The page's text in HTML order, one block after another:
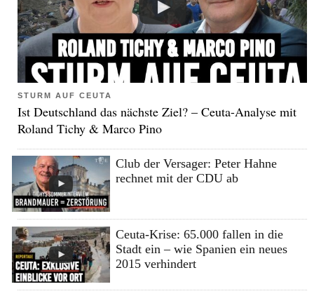
STURM AUF CEUTA
Ist Deutschland das nächste Ziel? – Ceuta-Analyse mit
Roland Tichy & Marco Pino
Club der Versager: Peter Hahne
rechnet mit der CDU ab
Ceuta-Krise: 65.000 fallen in die
Stadt ein – wie Spanien ein neues
2015 verhindert